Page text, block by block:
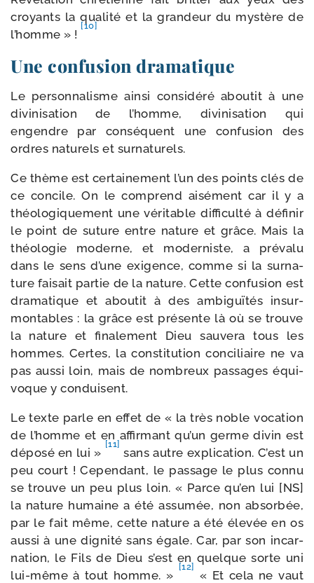
croyants la qua­li­té et la gran­deur du mys­tère de
l’homme » !
[10]
Une confusion dramatique
Le per­son­na­lisme ain­si consi­dé­ré abou­tit à une
divi­ni­sa­tion de l’homme, divi­ni­sa­tion qui
engendre par consé­quent une confu­sion des
ordres natu­rels et surnaturels.
Ce thème est cer­tai­ne­ment l’un des points clés de
ce concile. On le com­prend aisé­ment car il y a
théo­lo­gi­que­ment une véri­table dif­fi­cul­té à défi­nir
le point de suture entre nature et grâce. Mais la
théo­lo­gie moderne, et moder­niste, a pré­va­lu
dans le sens d’une exi­gence, comme si la sur­na­
ture fai­sait par­tie de la nature. Cette confu­sion est
dra­ma­tique et abou­tit à des ambi­guï­tés insur­
mon­tables : la grâce est pré­sente là où se trouve
la nature et fina­le­ment Dieu sau­ve­ra tous les
hommes. Certes, la consti­tu­tion conci­liaire ne va
pas aus­si loin, mais de nom­breux pas­sages équi­
voque y conduisent.
Le texte parle en effet de « la très noble voca­tion
de l’homme et en affir­mant qu’un germe divin est
dépo­sé en lui »
[11]
sans autre expli­ca­tion. C’est un
peu court ! Cependant, le pas­sage le plus connu
se trouve un peu plus loin. « Parce qu’en lui [NS]
la nature humaine a été assu­mée, non absor­bée,
par le fait même, cette nature a été éle­vée en os
aus­si à une digni­té sans égale. Car, par son incar­
na­tion, le Fils de Dieu s’est en quelque sorte uni
lui-​même à tout homme. »
[12]
« Et cela ne vaut